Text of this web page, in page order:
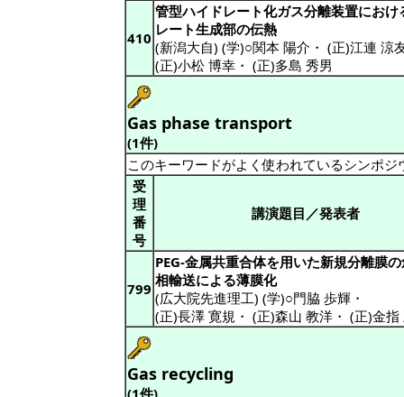
410
管型ハイドレート化ガス分離装置におけ
レート生成部の伝熱
(新潟大自) (学)○関本 陽介 ・ (正)江連 涼
(正)小松 博幸 ・ (正)多島 秀男
Gas phase transport
(1件)
このキーワードがよく使われているシンポ
受
理
番
号
講演題目／発表者
799
PEG-金属共重合体を用いた新規分離膜
相輸送による薄膜化
(広大院先進理工) (学)○門脇 歩輝 ・
(正)長澤 寛規 ・ (正)森山 教洋 ・ (正)金指
Gas recycling